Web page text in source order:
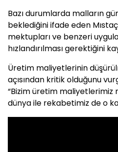
Bazı durumlarda malların
beklediğini ifade eden
mektupları ve benzeri
hızlandırılması gerektiğini
Üretim maliyetlerinin
açısından kritik olduğunu
“Bizim üretim maliyetlerimiz
dünya ile rekabetimiz de o